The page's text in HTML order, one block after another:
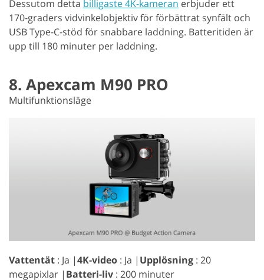
Dessutom detta billigaste 4K-kameran erbjuder ett
170-graders vidvinkelobjektiv för förbättrat synfält och
USB Type-C-stöd för snabbare laddning. Batteritiden är
upp till 180 minuter per laddning.
8. Apexcam M90 PRO
Multifunktionsläge
Vattentät : Ja |4K-video : Ja | Upplösning : 20
megapixlar | Batteri-liv : 200 minuter